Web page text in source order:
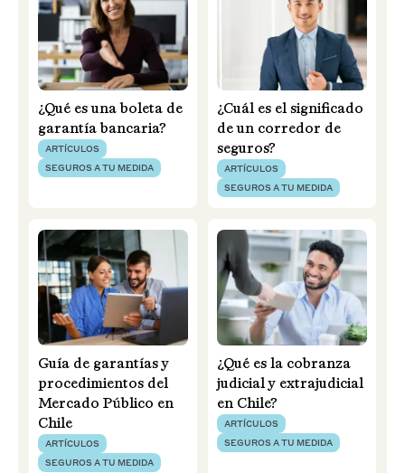
¿Qué es una boleta de
garantía bancaria?
ARTÍCULOS
SEGUROS A TU MEDIDA
¿Cuál es el significado
de un corredor de
seguros?
ARTÍCULOS
SEGUROS A TU MEDIDA
Guía de garantías y
procedimientos del
Mercado Público en
Chile
ARTÍCULOS
SEGUROS A TU MEDIDA
¿Qué es la cobranza
judicial y extrajudicial
en Chile?
ARTÍCULOS
SEGUROS A TU MEDIDA